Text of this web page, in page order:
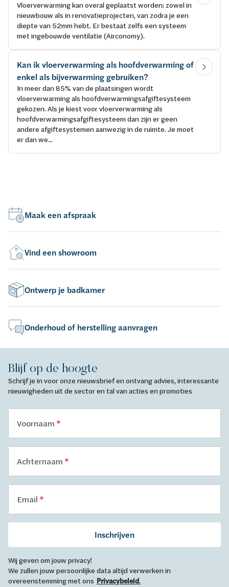
Vloerverwarming kan overal geplaatst worden: zowel in
nieuwbouw als in renovatieprojecten, van zodra je een
diepte van 52mm hebt. Er bestaat zelfs een systeem
met ingebouwde ventilatie (Airconomy).
Kan ik vloerverwarming als hoofdverwarming of
enkel als bijverwarming gebruiken?
In meer dan 85% van de plaatsingen wordt
vloerverwarming als hoofdverwarmingsafgiftesysteem
gekozen. Als je kiest voor vloerverwarming als
hoofdverwarmingsafgiftesysteem dan zijn er geen
andere afgiftesystemen aanwezig in de ruimte. Je moet
er dan we...
Maak een afspraak
Vind een showroom
Ontwerp je badkamer
Onderhoud of herstelling aanvragen
Blijf op de hoogte
Schrijf je in voor onze nieuwsbrief en ontvang advies, interessante
nieuwigheden uit de sector en tal van acties en promoties
Voornaam
Achternaam
Email
Inschrijven
Wij geven om jouw privacy!
We zullen jouw persoonlijke data altijd verwerken in
overeenstemming met ons Privacybeleid.